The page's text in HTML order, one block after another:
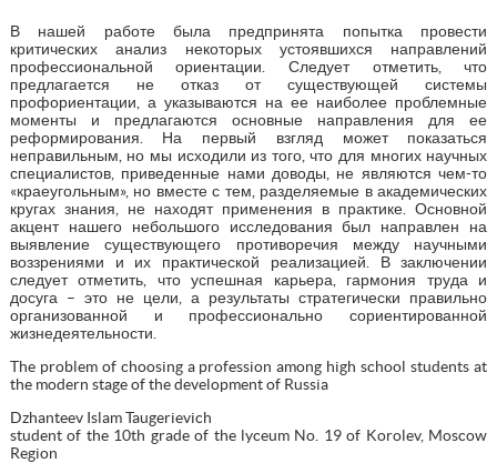
В нашей работе была предпринята попытка провести
критических анализ некоторых устоявшихся направлений
профессиональной ориентации. Следует отметить, что
предлагается не отказ от существующей системы
профориентации, а указываются на ее наиболее проблемные
моменты и предлагаются основные направления для ее
реформирования. На первый взгляд может показаться
неправильным, но мы исходили из того, что для многих научных
специалистов, приведенные нами доводы, не являются чем-то
«краеугольным», но вместе с тем, разделяемые в академических
кругах знания, не находят применения в практике. Основной
акцент нашего небольшого исследования был направлен на
выявление существующего противоречия между научными
воззрениями и их практической реализацией. В заключении
следует отметить, что успешная карьера, гармония труда и
досуга – это не цели, а результаты стратегически правильно
организованной и профессионально сориентированной
жизнедеятельности.
The problem of choosing a profession among high school students at
the modern stage of the development of Russia
Dzhanteev Islam Taugerievich
student of the 10th grade of the lyceum No. 19 of Korolev, Moscow
Region